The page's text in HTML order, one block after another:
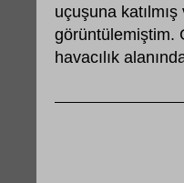
uçuşuna
görüntülemiştim.
havacılık